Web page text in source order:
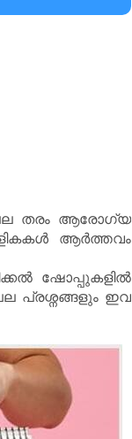
തരം ആരോഗ്യ
ആര്‍ത്തവം
ഷോപ്പുകളില്‍
പ്രശ്നങ്ങളും ഇവ